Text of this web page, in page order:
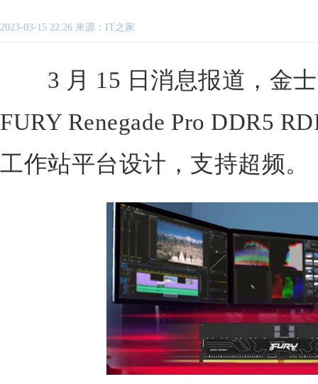
2023-03-15 22:26 来源：IT之家
3 月 15 日消息报道，金士
FURY Renegade Pro DDR5
工作站平台设计，支持超频。